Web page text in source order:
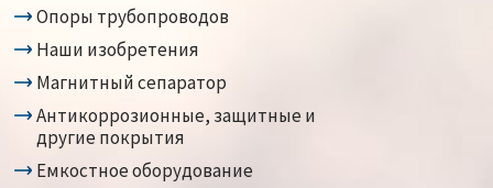
Опоры трубопроводов
Наши изобретения
Магнитный сепаратор
Антикоррозионные, защитные и
другие покрытия
Емкостное оборудование